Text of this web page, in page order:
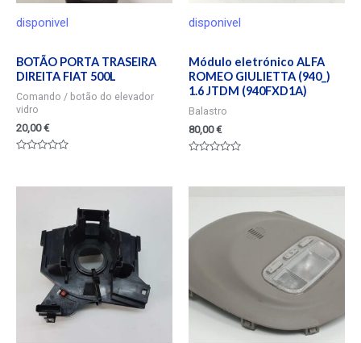
disponivel
BOTÃO PORTA TRASEIRA
DIREITA FIAT 500L
Comando / botão do elevador
vidro
20,00€
de
disponivel
Módulo eletrónico ALFA
ROMEO GIULIETTA (940_)
1.6 JTDM (940FXD1A)
Balastro
80,00€